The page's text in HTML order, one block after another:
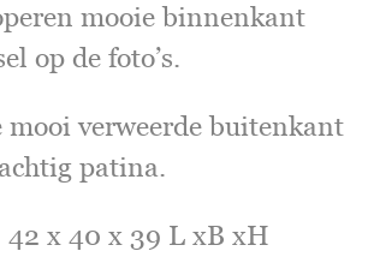
mooie binnenkant
op de foto’s.
mooi verweerde buitenkant
patina.
42 x 40 x 39 L xB xH